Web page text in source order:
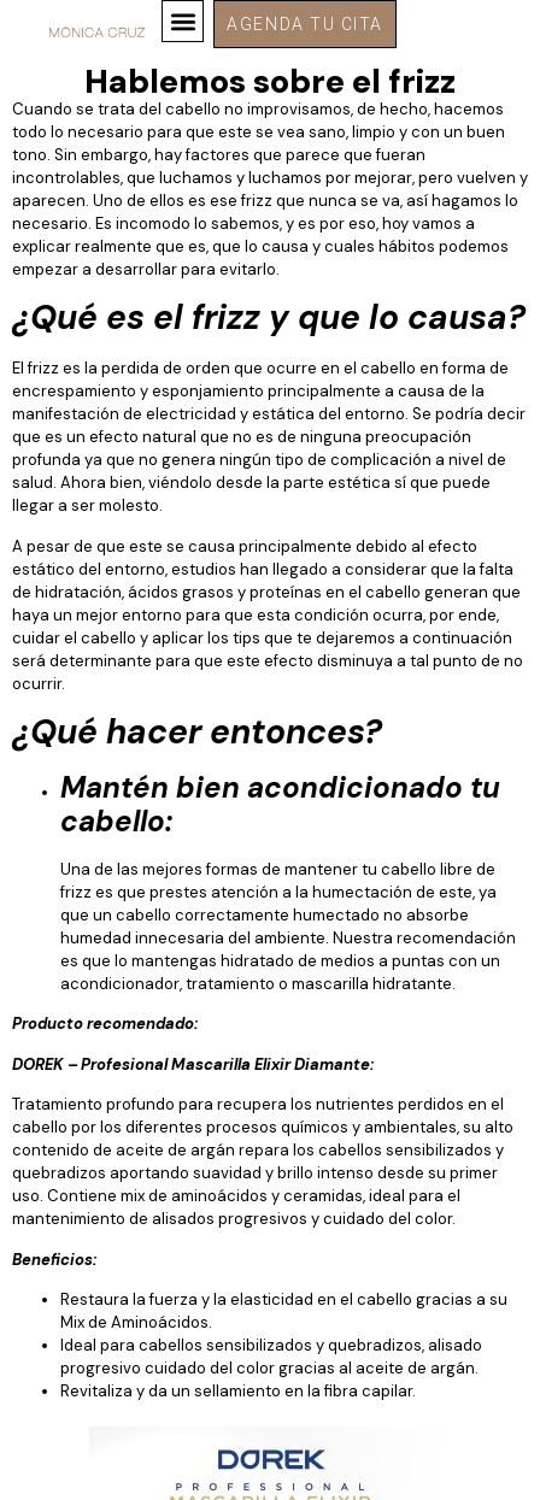
AGENDA TU CITA
Hablemos sobre el frizz
Cuando se trata del cabello no improvisamos, de hecho, hacemos
todo lo necesario para que este se vea sano, limpio y con un buen
tono. Sin embargo, hay factores que parece que fueran
incontrolables, que luchamos y luchamos por mejorar, pero vuelven y
aparecen. Uno de ellos es ese frizz que nunca se va, así hagamos lo
necesario. Es incomodo lo sabemos, y es por eso, hoy vamos a
explicar realmente que es, que lo causa y cuales hábitos podemos
empezar a desarrollar para evitarlo.
¿Qué es el frizz y que lo causa?
El frizz es la perdida de orden que ocurre en el cabello en forma de
encrespamiento y esponjamiento principalmente a causa de la
manifestación de electricidad y estática del entorno. Se podría decir
que es un efecto natural que no es de ninguna preocupación
profunda ya que no genera ningún tipo de complicación a nivel de
salud. Ahora bien, viéndolo desde la parte estética sí que puede
llegar a ser molesto.
A pesar de que este se causa principalmente debido al efecto
estático del entorno, estudios han llegado a considerar que la falta
de hidratación, ácidos grasos y proteínas en el cabello generan que
haya un mejor entorno para que esta condición ocurra, por ende,
cuidar el cabello y aplicar los tips que te dejaremos a continuación
será determinante para que este efecto disminuya a tal punto de no
ocurrir.
¿Qué hacer entonces?
Mantén bien acondicionado tu
cabello:
Una de las mejores formas de mantener tu cabello libre de
frizz es que prestes atención a la humectación de este, ya
que un cabello correctamente humectado no absorbe
humedad innecesaria del ambiente. Nuestra recomendación
es que lo mantengas hidratado de medios a puntas con un
acondicionador, tratamiento o mascarilla hidratante.
Producto recomendado:
DOREK – Profesional Mascarilla Elixir Diamante:
Tratamiento profundo para recupera los nutrientes perdidos en el
cabello por los diferentes procesos químicos y ambientales, su alto
contenido de aceite de argán repara los cabellos sensibilizados y
quebradizos aportando suavidad y brillo intenso desde su primer
uso. Contiene mix de aminoácidos y ceramidas, ideal para el
mantenimiento de alisados progresivos y cuidado del color.
Beneficios:
Restaura la fuerza y la elasticidad en el cabello gracias a su
Mix de Aminoácidos.
Ideal para cabellos sensibilizados y quebradizos, alisado
progresivo cuidado del color gracias al aceite de argán.
Revitaliza y da un sellamiento en la fibra capilar.